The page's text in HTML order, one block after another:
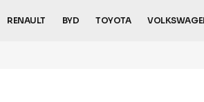
RENAULT BYD TOYOTA